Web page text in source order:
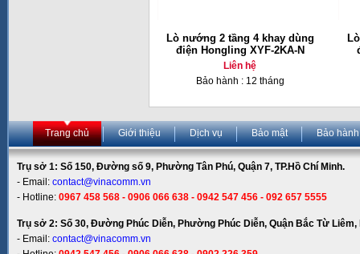
Lò nướng 2 tầng 4 khay dùng
điện Hongling XYF-2KA-N
Liên hệ
Bảo hành : 12 tháng
Trang chủ Giới thiệu Dịch vụ Bảo mật Bảo hành
Trụ sở 1: Số 150, Đường số 9, Phường Tân Phú, Quận 7, TP.Hồ Chí Minh.
- Email: contact@vinacomm.vn
- Hotline: 0967 458 568 - 0906 066 638 - 0942 547 456 - 092 657 5555
Trụ sở 2: Số 30, Đường Phúc Diễn, Phường Phúc Diễn, Quận Bắc Từ Liêm,
- Email: contact@vinacomm.vn